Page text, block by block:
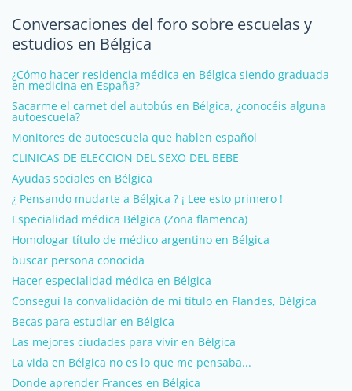
Conversaciones del foro sobre escuelas y
estudios en Bélgica
¿Cómo hacer residencia médica en Bélgica siendo graduada
en medicina en España?
Sacarme el carnet del autobús en Bélgica, ¿conocéis alguna
autoescuela?
Monitores de autoescuela que hablen español
CLINICAS DE ELECCION DEL SEXO DEL BEBE
Ayudas sociales en Bélgica
¿ Pensando mudarte a Bélgica ? ¡ Lee esto primero !
Especialidad médica Bélgica (Zona flamenca)
Homologar título de médico argentino en Bélgica
buscar persona conocida
Hacer especialidad médica en Bélgica
Conseguí la convalidación de mi título en Flandes, Bélgica
Becas para estudiar en Bélgica
Las mejores ciudades para vivir en Bélgica
La vida en Bélgica no es lo que me pensaba...
Donde aprender Frances en Bélgica